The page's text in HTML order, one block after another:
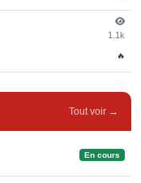
1.1k
🔥
Tout voir →
En cours